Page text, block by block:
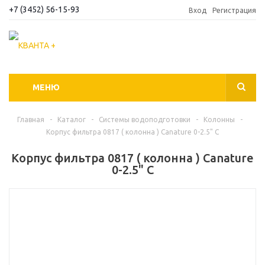
+7 (3452) 56-15-93 Вход Регистрация
МЕНЮ
Главная - Каталог - Системы водоподготовки - Колонны
-
Корпус фильтра 0817 ( колонна ) Canature 0-2.5" С
Корпус фильтра 0817 ( колонна ) Canature
0-2.5" С